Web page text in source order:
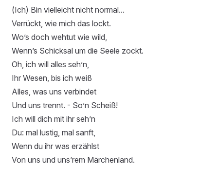
(Ich) Bin vielleicht nicht normal...
Verrückt, wie mich das lockt.
Wo’s doch wehtut wie wild,
Wenn’s Schicksal um die Seele zockt.
Oh, ich will alles seh’n,
Ihr Wesen, bis ich weiß
Alles, was uns verbindet
Und uns trennt. - So’n Scheiß!
Ich will dich mit ihr seh’n
Du: mal lustig, mal sanft,
Wenn du ihr was erzählst
Von uns und uns’rem Märchenland.